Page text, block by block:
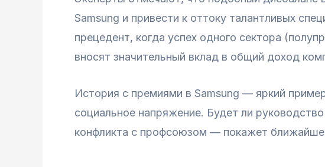
Samsung и привести к оттоку талантливых
прецедент, когда успех одного сектора
вносят значительный вклад в общий доход
История с премиями в Samsung — яркий
социальное напряжение. Будет ли
конфликта с профсоюзом — покажет